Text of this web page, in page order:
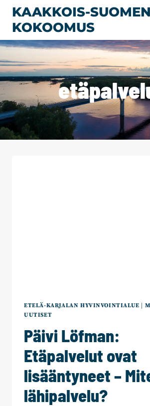
Siirry
sisältöön
KAAKKOIS-SUOMEN
KOKOOMUS
ETELÄ-KARJALAN HYVINVOINTIALUE |
UUTISET
Päivi Löfman:
Etäpalvelut ovat
lisääntyneet –
lähipalvelu?